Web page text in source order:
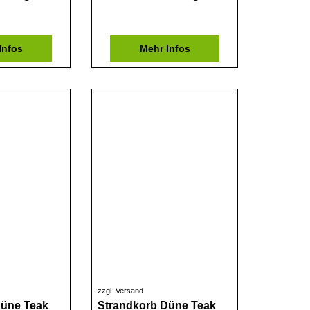
Mehr Infos
Teak
zzgl. Versand
Strandkorb Düne Teak